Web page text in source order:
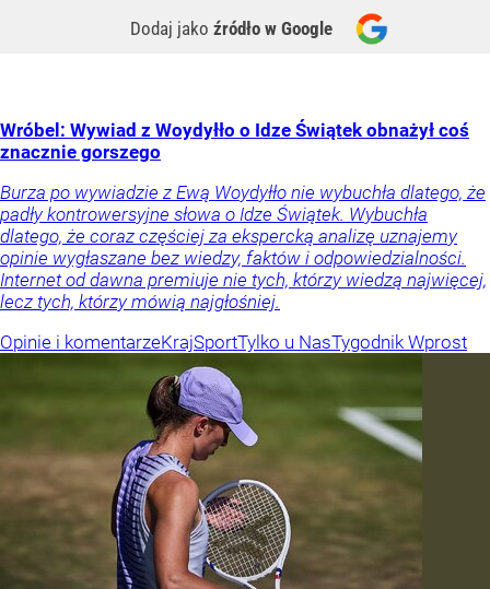
Dodaj jako źródło w Google
Wróbel: Wywiad z Woydyłło o Idze Świątek obnażył coś
znacznie gorszego
Burza po wywiadzie z Ewą Woydyłło nie wybuchła dlatego, że
padły kontrowersyjne słowa o Idze Świątek. Wybuchła
dlatego, że coraz częściej za ekspercką analizę uznajemy
opinie wygłaszane bez wiedzy, faktów i odpowiedzialności.
Internet od dawna premiuje nie tych, którzy wiedzą najwięcej,
lecz tych, którzy mówią najgłośniej.
Opinie i komentarzeKrajSportTylko u NasTygodnik Wprost